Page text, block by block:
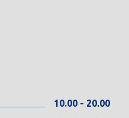
10.00 - 20.00